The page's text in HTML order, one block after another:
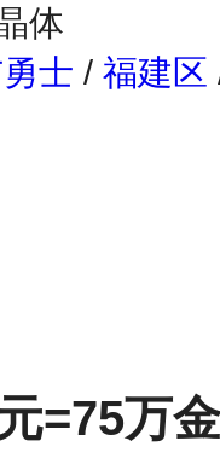
体
士 / 福建区
=75万金